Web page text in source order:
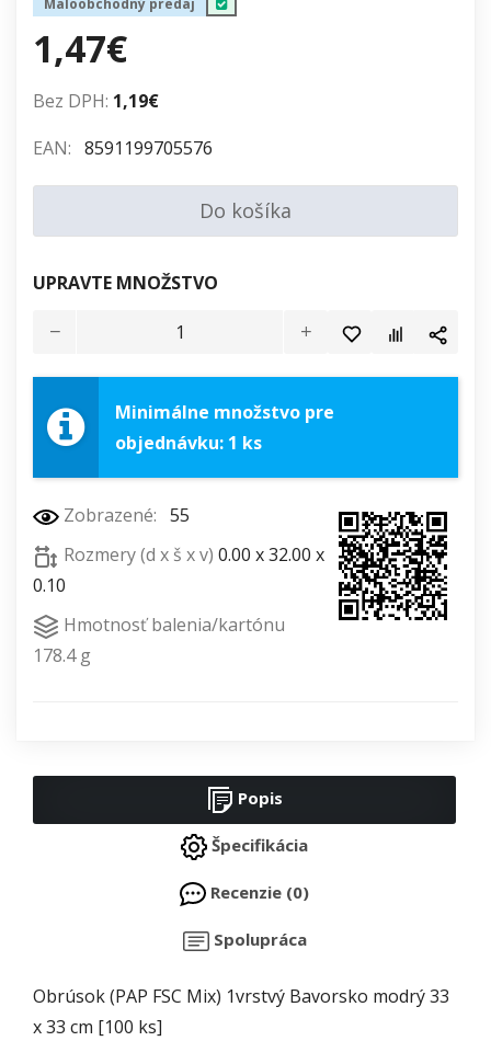
Maloobchodný predaj
1,47€
Bez DPH: 1,19€
EAN: 8591199705576
Do košíka
UPRAVTE MNOŽSTVO
Minimálne množstvo pre
objednávku: 1 ks
Zobrazené: 55
Rozmery (d x š x v) 0.00 x 32.00 x
0.10
Hmotnosť balenia/kartónu
178.4 g
Popis
Špecifikácia
Recenzie (0)
Spolupráca
Obrúsok (PAP FSC Mix) 1vrstvý Bavorsko modrý 33
x 33 cm [100 ks]